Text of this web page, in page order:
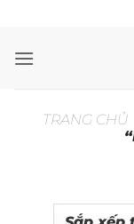
nội
TRANG CHỦ